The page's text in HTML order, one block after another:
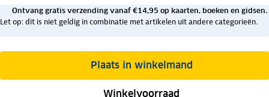
Ontvang gratis verzending vanaf €14,95 op kaarten, boeken en gidsen.
Let op: dit is niet geldig in combinatie met artikelen uit andere categorieën.
Plaats in winkelmand
Winkelvoorraad